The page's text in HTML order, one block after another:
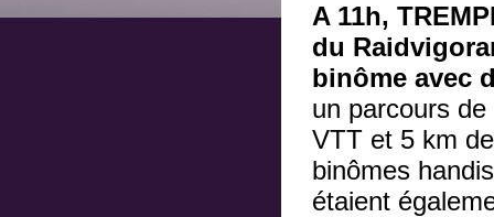
A 11h,
du
binôme avec
un parcours
VTT et 5 km
binômes
étaient